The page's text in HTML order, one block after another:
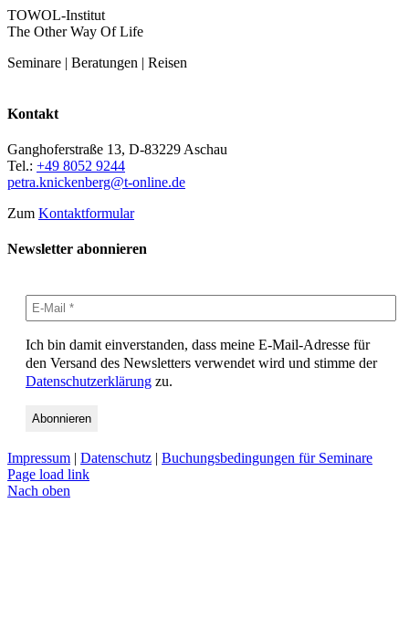
TOWOL-Institut
The Other Way Of Life
Seminare | Beratungen | Reisen
Kontakt
Ganghoferstraße 13, D-83229 Aschau
Tel.: +49 8052 9244
petra.knickenberg@t-online.de
Zum Kontaktformular
Newsletter abonnieren
Ich bin damit einverstanden, dass meine E-Mail-Adresse für
den Versand des Newsletters verwendet wird und stimme der
Datenschutzerklärung zu.
Impressum Datenschutz
Buchungsbedingungen für Seminare
Page load link
Nach oben